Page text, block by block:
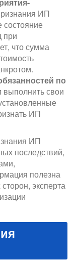
ИП
при
что сумма
по
свои
ИП
ИП
последствий,
полезна
эксперта